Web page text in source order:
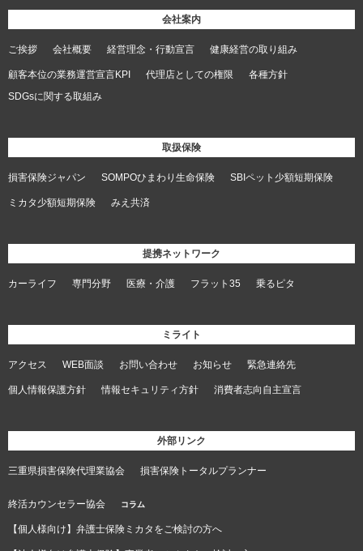
会社案内
ご挨拶 会社概要 経営理念・行動宣言 健康経営の取り組み
顧客本位の業務運営宣言KPI 代理店としての権限
各種方針
SDGsに関する取組み
取扱保険
損害保険ジャパン SOMPOひまわり生命保険 SBIペット少額短期保険
ミカタ少額短期保険 みえ共済
提携ネットワーク
カーライフ 専門分野 医療・介護 フラット35 乗るピタ
ミライト
アクセス WEB面談 お問い合わせ お知らせ 緊急連絡先
個人情報保護方針 情報セキュリティ方針 消費者志向自主宣言
外部リンク
三重県損害保険代理業協会 損害保険トータルプランナー
終活カウンセラー協会 コラム
【個人様向け】弁護士保険ミカタをご検討の方へ